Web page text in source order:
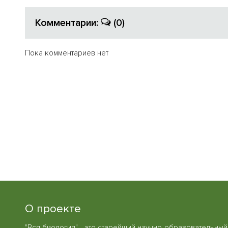
Комментарии: (0)
Пока комментариев нет
О проекте